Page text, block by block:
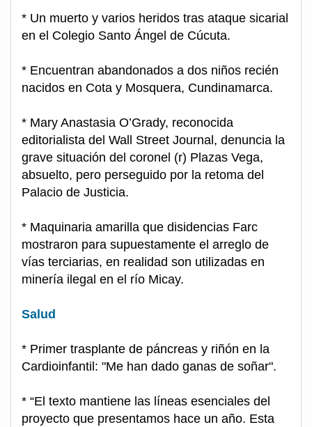
* Un muerto y varios heridos tras ataque sicarial
en el Colegio Santo Ángel de Cúcuta.
* Encuentran abandonados a dos niños recién
nacidos en Cota y Mosquera, Cundinamarca.
* Mary Anastasia O’Grady, reconocida
editorialista del Wall Street Journal, denuncia la
grave situación del coronel (r) Plazas Vega,
absuelto, pero perseguido por la retoma del
Palacio de Justicia.
* Maquinaria amarilla que disidencias Farc
mostraron para supuestamente el arreglo de
vías terciarias, en realidad son utilizadas en
minería ilegal en el río Micay.
Salud
* Primer trasplante de páncreas y riñón en la
Cardioinfantil: "Me han dado ganas de soñar".
* “El texto mantiene las líneas esenciales del
proyecto que presentamos hace un año. Esta